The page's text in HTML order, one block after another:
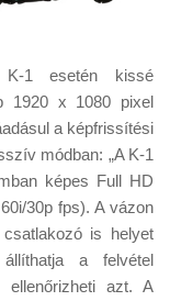
1 esetén kissé
1920 x 1080 pixel
a képfrissítési
módban: „A K-1
képes Full HD
30p fps). A vázon
is helyet
a felvétel
ellenőrizheti azt. A